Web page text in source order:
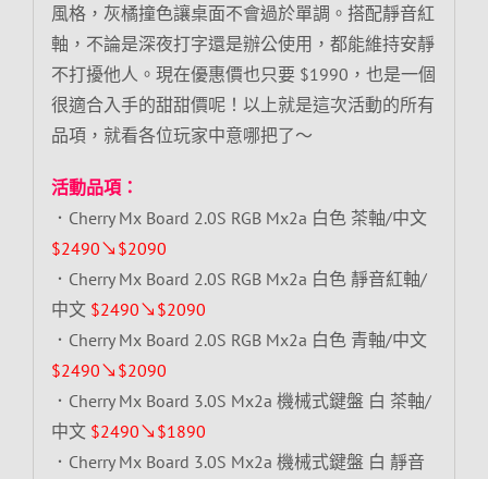
風格，灰橘撞色讓桌面不會過於單調。搭配靜音紅
軸，不論是深夜打字還是辦公使用，都能維持安靜
不打擾他人。現在優惠價也只要 $1990，也是一個
很適合入手的甜甜價呢！以上就是這次活動的所有
品項，就看各位玩家中意哪把了～
活動品項：
．Cherry Mx Board 2.0S RGB Mx2a 白色 茶軸/中文
$2490↘$2090
．Cherry Mx Board 2.0S RGB Mx2a 白色 靜音紅軸/
中文 $2490↘$2090
．Cherry Mx Board 2.0S RGB Mx2a 白色 青軸/中文
$2490↘$2090
．Cherry Mx Board 3.0S Mx2a 機械式鍵盤 白 茶軸/
中文 $2490↘$1890
．Cherry Mx Board 3.0S Mx2a 機械式鍵盤 白 靜音